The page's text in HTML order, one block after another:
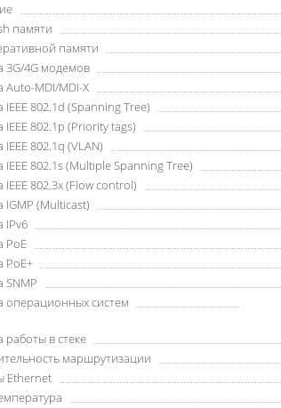
памяти
памяти
3G/4G модемов
Auto-MDI/MDI-X
802.1d (Spanning Tree)
802.1p (Priority tags)
802.1q (VLAN)
802.1s (Multiple Spanning Tree)
802.3x (Flow control)
IGMP (Multicast)
IPv6
PoE
PoE+
SNMP
операционных систем
работы в стеке
маршрутизации
Ethernet